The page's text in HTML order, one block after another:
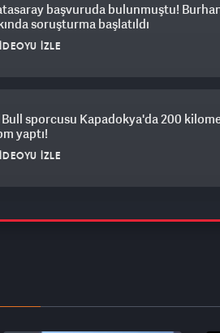
başvuruda bulunmuştu!
soruşturma başlatıldı
İZLE
Bull sporcusu Kapadokya'da 200
yaptı!
İZLE